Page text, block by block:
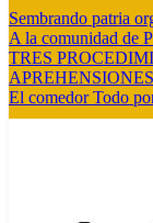
Sembrando patria
A la comunidad de
TRES
El comedor Todo